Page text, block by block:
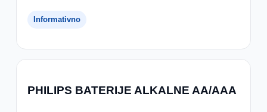
Informativno
PHILIPS BATERIJE ALKALNE AA/AAA